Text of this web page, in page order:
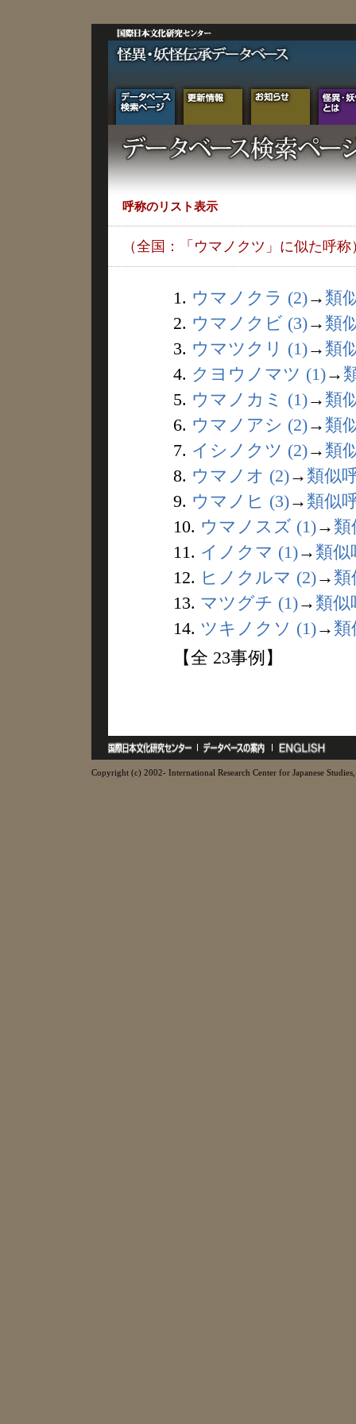
呼称のリスト表示
（全国：「ウマノクツ」に似た呼称
1. ウマノクラ (2)→ 類
2. ウマノクビ (3)→ 類
3. ウマツクリ (1)→ 類
4. クヨウノマツ (1)→
5. ウマノカミ (1)→ 類
6. ウマノアシ (2)→ 類
7. イシノクツ (2)→ 類
8. ウマノオ (2)→ 類似
9. ウマノヒ (3)→ 類似
10. ウマノスズ (1)→ 類
11. イノクマ (1)→ 類似
12. ヒノクルマ (2)→ 類
13. マツグチ (1)→ 類似
14. ツキノクソ (1)→ 類
【全 23事例】
Copyright (c) 2002- International Research Center for Japanese